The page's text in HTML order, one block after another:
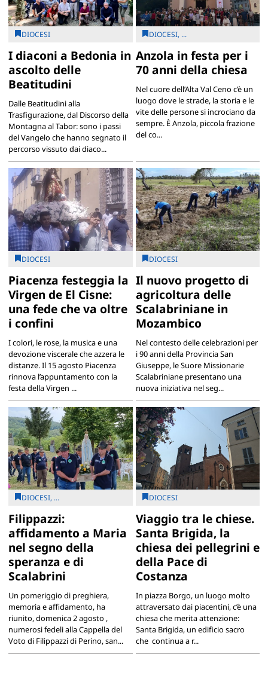
DIOCESI
I diaconi a Bedonia in
ascolto delle
Beatitudini
Dalle Beatitudini alla
Trasfigurazione, dal Discorso della
Montagna al Tabor: sono i passi
del Vangelo che hanno segnato il
percorso vissuto dai diaco...
DIOCESI, ...
Anzola in festa per i
70 anni della chiesa
Nel cuore dell’Alta Val Ceno c’è un
luogo dove le strade, la storia e le
vite delle persone si incrociano da
sempre. È Anzola, piccola frazione
del co...
DIOCESI
Piacenza festeggia la
Virgen de El Cisne:
una fede che va oltre
i confini
I colori, le rose, la musica e una
devozione viscerale che azzera le
distanze. Il 15 agosto Piacenza
rinnova l’appuntamento con la
festa della Virgen ...
DIOCESI
Il nuovo progetto di
agricoltura delle
Scalabriniane in
Mozambico
Nel contesto delle celebrazioni per
i 90 anni della Provincia San
Giuseppe, le Suore Missionarie
Scalabriniane presentano una
nuova iniziativa nel seg...
DIOCESI, ...
Filippazzi:
affidamento a Maria
nel segno della
speranza e di
Scalabrini
Un pomeriggio di preghiera,
memoria e affidamento, ha
riunito, domenica 2 agosto ,
numerosi fedeli alla Cappella del
Voto di Filippazzi di Perino, san...
DIOCESI
Viaggio tra le chiese.
Santa Brigida, la
chiesa dei pellegrini e
della Pace di
Costanza
In piazza Borgo, un luogo molto
attraversato dai piacentini, c’è una
chiesa che merita attenzione:
Santa Brigida, un edificio sacro
che continua a r...